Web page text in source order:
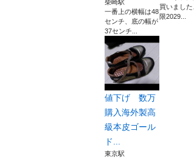
柴崎駅
一番上の横幅は48
センチ、底の幅が
37センチ...
買いました
限2029...
値下げ 数万
購入海外製高
級本皮ゴール
ド...
東京駅